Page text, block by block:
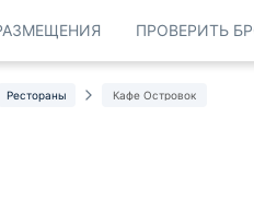
ПРОВЕРИТЬ
Рестораны Кафе Островок